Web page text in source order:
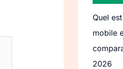
Quel
mobile
2026